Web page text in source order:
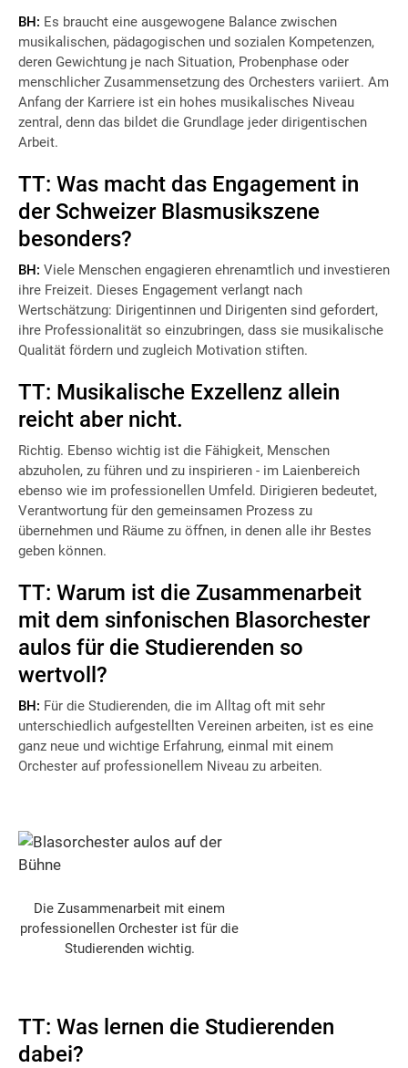
BH: Es braucht eine ausgewogene Balance zwischen
musikalischen, pädagogischen und sozialen Kompetenzen,
deren Gewichtung je nach Situation, Probenphase oder
menschlicher Zusammensetzung des Orchesters variiert. Am
Anfang der Karriere ist ein hohes musikalisches Niveau
zentral, denn das bildet die Grundlage jeder dirigentischen
Arbeit.
TT: Was macht das Engagement in
der Schweizer Blasmusikszene
besonders?
BH: Viele Menschen engagieren ehrenamtlich und investieren
ihre Freizeit. Dieses Engagement verlangt nach
Wertschätzung: Dirigentinnen und Dirigenten sind gefordert,
ihre Professionalität so einzubringen, dass sie musikalische
Qualität fördern und zugleich Motivation stiften.
TT: Musikalische Exzellenz allein
reicht aber nicht.
Richtig. Ebenso wichtig ist die Fähigkeit, Menschen
abzuholen, zu führen und zu inspirieren - im Laienbereich
ebenso wie im professionellen Umfeld. Dirigieren bedeutet,
Verantwortung für den gemeinsamen Prozess zu
übernehmen und Räume zu öffnen, in denen alle ihr Bestes
geben können.
TT: Warum ist die Zusammenarbeit
mit dem sinfonischen Blasorchester
aulos für die Studierenden so
wertvoll?
BH: Für die Studierenden, die im Alltag oft mit sehr
unterschiedlich aufgestellten Vereinen arbeiten, ist es eine
ganz neue und wichtige Erfahrung, einmal mit einem
Orchester auf professionellem Niveau zu arbeiten.
Die Zusammenarbeit mit einem
professionellen Orchester ist für die
Studierenden wichtig.
TT: Was lernen die Studierenden
dabei?